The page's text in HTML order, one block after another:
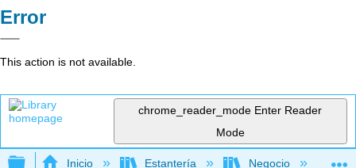
Error
This action is not available.
chrome_reader_mode Enter Reader
Mode
Expandir/contraer jerarquía global
Inicio Estantería Negocio